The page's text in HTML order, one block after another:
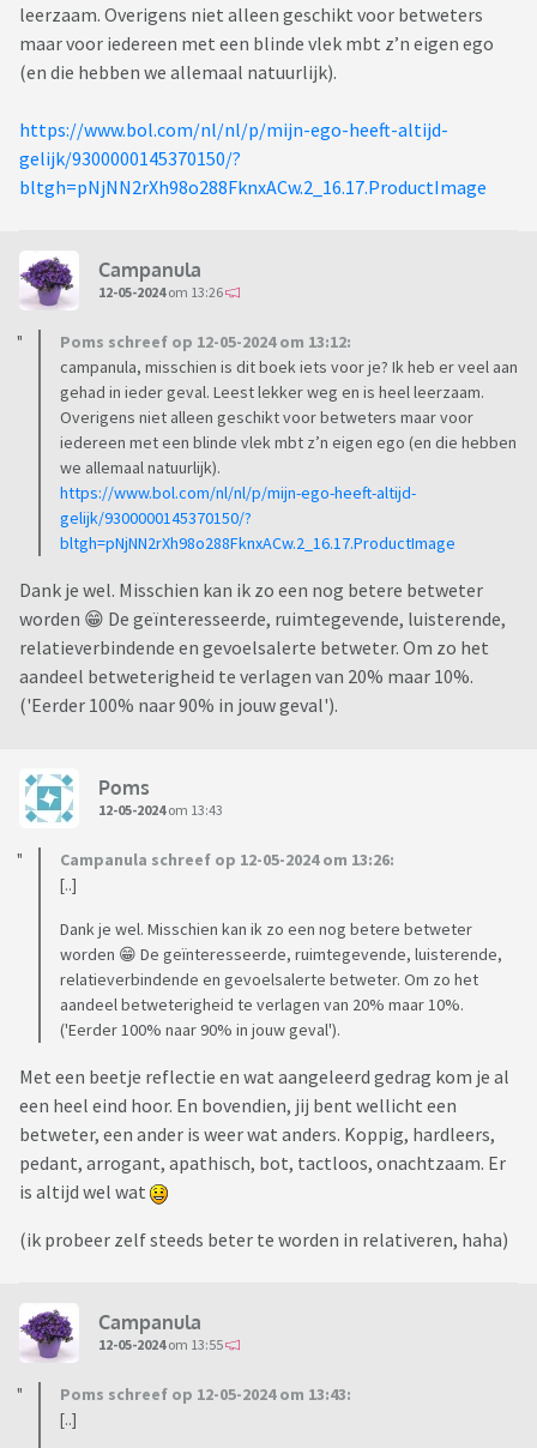
leerzaam. Overigens niet alleen geschikt voor betweters
maar voor iedereen met een blinde vlek mbt z’n eigen ego
(en die hebben we allemaal natuurlijk).
https://www.bol.com/nl/nl/p/mijn-ego-heeft-altijd-
gelijk/9300000145370150/?
bltgh=pNjNN2rXh98o288FknxACw.2_16.17.ProductImage
Campanula
12-05-2024om 13:26
Poms schreef op 12-05-2024 om 13:12:
campanula, misschien is dit boek iets voor je? Ik heb er veel aan
gehad in ieder geval. Leest lekker weg en is heel leerzaam.
Overigens niet alleen geschikt voor betweters maar voor
iedereen met een blinde vlek mbt z’n eigen ego (en die hebben
we allemaal natuurlijk).
https://www.bol.com/nl/nl/p/mijn-ego-heeft-altijd-
gelijk/9300000145370150/?
bltgh=pNjNN2rXh98o288FknxACw.2_16.17.ProductImage
Dank je wel. Misschien kan ik zo een nog betere betweter
worden 😁 De geïnteresseerde, ruimtegevende, luisterende,
relatieverbindende en gevoelsalerte betweter. Om zo het
aandeel betweterigheid te verlagen van 20% maar 10%.
('Eerder 100% naar 90% in jouw geval').
Poms
12-05-2024om 13:43
Campanula schreef op 12-05-2024 om 13:26:
[..]
Dank je wel. Misschien kan ik zo een nog betere betweter
worden 😁 De geïnteresseerde, ruimtegevende, luisterende,
relatieverbindende en gevoelsalerte betweter. Om zo het
aandeel betweterigheid te verlagen van 20% maar 10%.
('Eerder 100% naar 90% in jouw geval').
Met een beetje reflectie en wat aangeleerd gedrag kom je al
een heel eind hoor. En bovendien, jij bent wellicht een
betweter, een ander is weer wat anders. Koppig, hardleers,
pedant, arrogant, apathisch, bot, tactloos, onachtzaam. Er
is altijd wel wat
(ik probeer zelf steeds beter te worden in relativeren, haha)
Campanula
12-05-2024om 13:55
Poms schreef op 12-05-2024 om 13:43:
[..]